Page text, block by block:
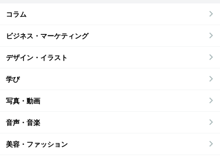
コラム
ビジネス・マーケティング
デザイン・イラスト
学び
写真・動画
音声・音楽
美容・ファッション